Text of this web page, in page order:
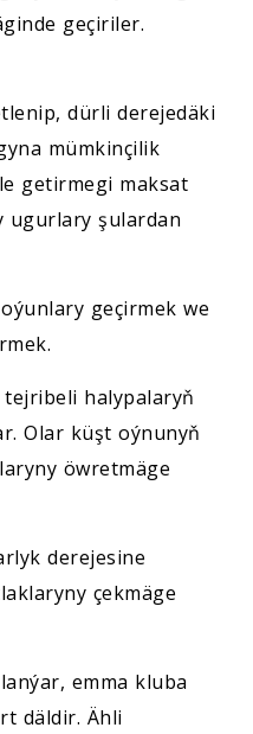
geçiriler.
dürli derejedäki
mümkinçilik
getirmegi maksat
ugurlary şulardan
geçirmek we
tejribeli halypalaryň
Olar küşt oýnunyň
öwretmäge
derejesine
çekmäge
emma kluba
däldir. Ähli